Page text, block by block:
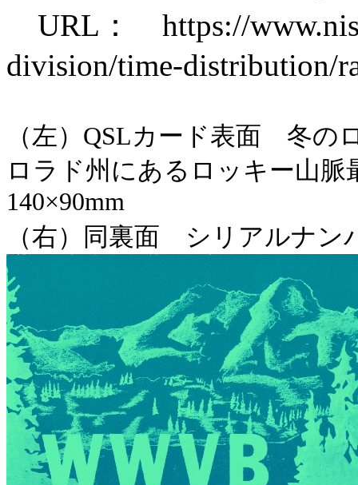
URL： https://
division/time-distribution/
（左）QSLカード表面 冬
ロラド州にあるロッキー山
140×90mm
（右）同裏面 シリアルナン